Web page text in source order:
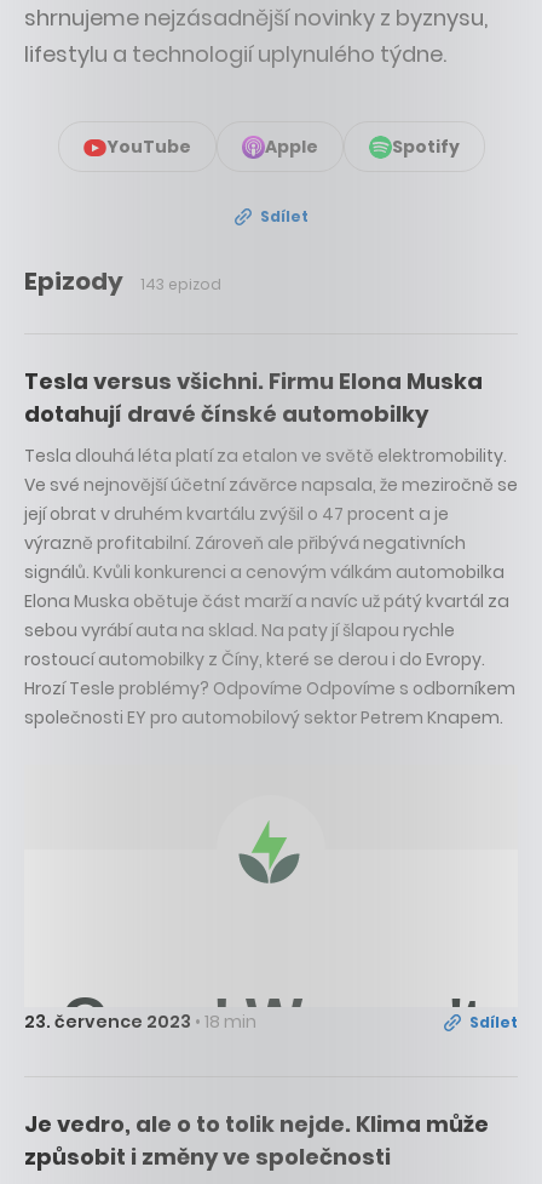
shrnujeme nejzásadnější novinky z byznysu,
lifestylu a technologií uplynulého týdne.
YouTube Apple Spotify
Sdílet
Epizody 143 epizod
Tesla versus všichni. Firmu Elona Muska
dotahují dravé čínské automobilky
Tesla dlouhá léta platí za etalon ve světě elektromobility.
Ve své nejnovější účetní závěrce napsala, že meziročně se
její obrat v druhém kvartálu zvýšil o 47 procent a je
výrazně profitabilní. Zároveň ale přibývá negativních
signálů. Kvůli konkurenci a cenovým válkám automobilka
Elona Muska obětuje část marží a navíc už pátý kvartál za
sebou vyrábí auta na sklad. Na paty jí šlapou rychle
rostoucí automobilky z Číny, které se derou i do Evropy.
Hrozí Tesle problémy? Odpovíme Odpovíme s odborníkem
společnosti EY pro automobilový sektor Petrem Knapem.
23. července 2023 • 18 min Sdílet
Je vedro, ale o to tolik nejde. Klima může
způsobit i změny ve společnosti